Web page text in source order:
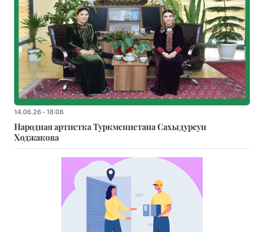
14.06.26 - 18:08
Народная артистка Туркменистана Сахыдурсун
Ходжакова